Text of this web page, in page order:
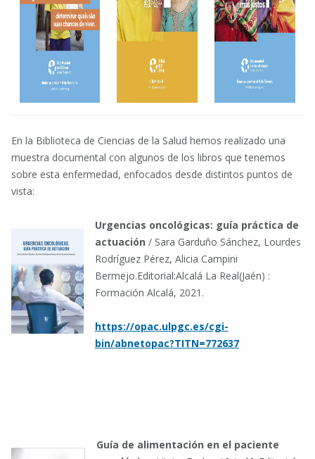
En la Biblioteca de Ciencias de la Salud hemos realizado una
muestra documental con algunos de los libros que tenemos
sobre esta enfermedad, enfocados desde distintos puntos de
vista:
Urgencias oncológicas: guía práctica de
actuación / Sara Garduño Sánchez, Lourdes
Rodríguez Pérez, Alicia Campini
Bermejo.Editorial:Alcalá La Real(Jaén) :
Formación Alcalá, 2021.
https://opac.ulpgc.es/cgi-
bin/abnetopac?TITN=772637
Guía de alimentación en el paciente